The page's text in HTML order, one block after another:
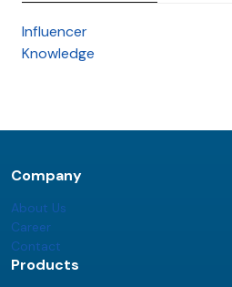
Influencer
Knowledge
Company
About Us
Career
Contact
Products